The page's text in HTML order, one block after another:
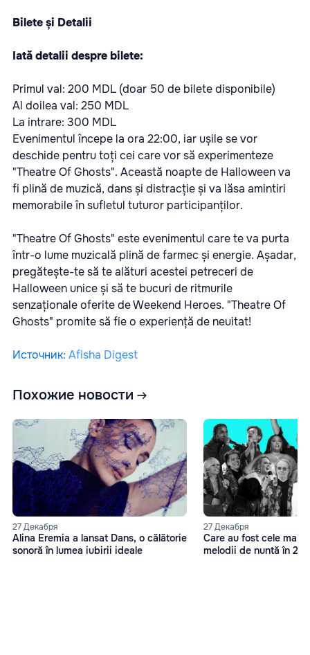
Bilete și Detalii
Iată detalii despre bilete:
Primul val: 200 MDL (doar 50 de bilete disponibile)
Al doilea val: 250 MDL
La intrare: 300 MDL
Evenimentul începe la ora 22:00, iar ușile se vor
deschide pentru toți cei care vor să experimenteze
"Theatre Of Ghosts". Această noapte de Halloween va
fi plină de muzică, dans și distracție și va lăsa amintiri
memorabile în sufletul tuturor participanților.
"Theatre Of Ghosts" este evenimentul care te va purta
într-o lume muzicală plină de farmec și energie. Așadar,
pregătește-te să te alături acestei petreceri de
Halloween unice și să te bucuri de ritmurile
senzaționale oferite de Weekend Heroes. "Theatre Of
Ghosts" promite să fie o experiență de neuitat!
Источник: Afisha Digest
Похожие новости
27 Декабря
Alina Eremia a lansat Dans, o călătorie
sonoră în lumea iubirii ideale
27 Декабря
Care au fost cele mai
melodii de nuntă în